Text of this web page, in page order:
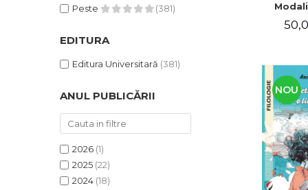
Peste
(381)
EDITURA
Editura Universitară (381)
ANUL PUBLICĂRII
2026 (1)
2025 (22)
2024 (18)
NOU